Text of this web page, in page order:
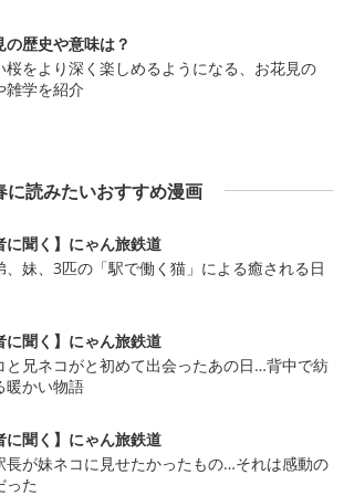
の歴史や意味は？
桜をより深く楽しめるようになる、お花見の
雑学を紹介
に読みたいおすすめ漫画
に聞く】にゃん旅鉄道
、妹、3匹の「駅で働く猫」による癒される日
に聞く】にゃん旅鉄道
と兄ネコがと初めて出会ったあの日…背中で紡
暖かい物語
に聞く】にゃん旅鉄道
長が妹ネコに見せたかったもの…それは感動の
った